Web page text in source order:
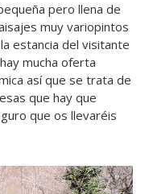
pero llena de
muy variopintos
estancia del visitante
mucha oferta
así que se trata de
que hay que
que os llevaréis